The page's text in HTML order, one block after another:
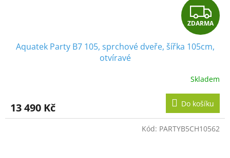
Z
D
A
R
M
A
ZDARMA
Aquatek Party B7 105, sprchové dveře, šířka 105cm,
otvíravé
Skladem
13 490 Kč Do košíku
Kód: PARTYB5CH10562